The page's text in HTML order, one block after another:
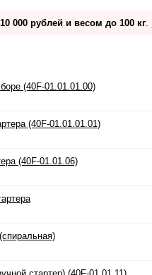
000 рублей и весом до 100 кг.
(40F-01.01.01.00)
(40F-01.01.01.01)
(40F-01.01.06)